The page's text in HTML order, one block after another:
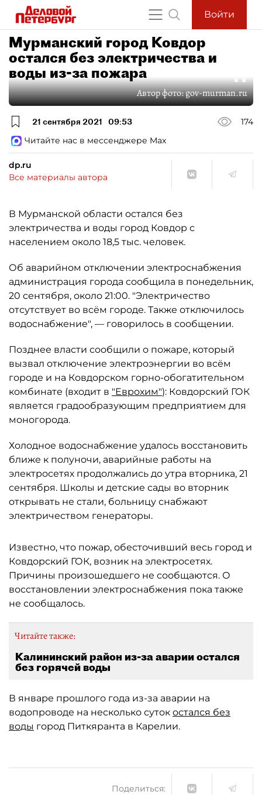
Войти
Мурманский город Ковдор
остался без электричества и
воды из-за пожара
Автор фото:gov-murman.ru
21 сентября 2021 09:53
174
Читайте нас в мессенджере Max
dp.ru
Все материалы автора
В Мурманской области остался без
электричества и воды город Ковдор с
населением около 18,5 тыс. человек.
Об аварийном отключении электроснабжения
администрация города сообщила в понедельник,
20 сентября, около 21:00. "Электричество
отсутствует во всём городе. Также отключилось
водоснабжение", — говорилось в сообщении.
Позднее власти сообщили о пожаре, который
вызвал отключение электроэнергии во всём
городе и на Ковдорском горно-обогатительном
комбинате (входит в "Еврохим"): Ковдорский ГОК
является градообразующим предприятием для
моногорода.
Холодное водоснабжение удалось восстановить
ближе к полуночи, аварийные работы на
электросетях продолжались до утра вторника, 21
сентября. Школы и детские сады во вторник
открывать не стали, больницу снабжают
электричеством генераторы.
Известно, что пожар, обесточивший весь город и
Ковдорский ГОК, возник на электросетях.
Причины произошедшего не сообщаются. О
восстановлении электроснабжения пока также
не сообщалось.
Читайте также:
Калининский район из-за аварии остался
без горячей воды
В январе прошлого года из-за аварии на
водопроводе на несколько суток остался без
воды город Питкяранта в Карелии.
Поделиться: